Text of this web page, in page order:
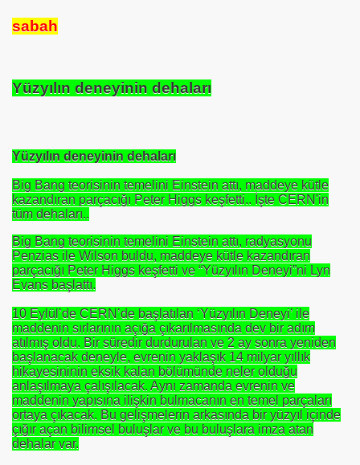
sabah
Yüzyılın deneyinin dehaları
Yüzyılın deneyinin dehaları
Big Bang teorisinin temelini Einstein attı, maddeye kütle
kazandıran parçacığı Peter Higgs keşfetti.. İşte CERN'in
tüm dehaları..
Big Bang teorisinin temelini Einstein attı, radyasyonu
Penzias ile Wilson buldu, maddeye kütle kazandıran
parçacığı Peter Higgs keşfetti ve “Yüzyılın Deneyi”ni Lyn
Evans başlattı.
10 Eylül’de CERN’de başlatılan ‘Yüzyılın Deneyi’ ile
maddenin sırlarının açığa çıkarılmasında dev bir adım
atılmış oldu. Bir süredir durdurulan ve 2 ay sonra yeniden
başlanacak deneyle, evrenin yaklaşık 14 milyar yıllık
hikayesininin eksik kalan bölümünde neler olduğu
anlaşılmaya çalışılacak. Aynı zamanda evrenin ve
maddenin yapısına ilişkin bulmacanın en temel parçaları
ortaya çıkacak. Bu gelişmelerin arkasında bir yüzyıl içinde
çığır açan bilimsel buluşlar ve bu buluşlara imza atan
dehalar var.